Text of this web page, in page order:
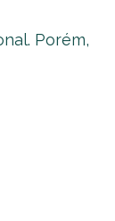
Porém,